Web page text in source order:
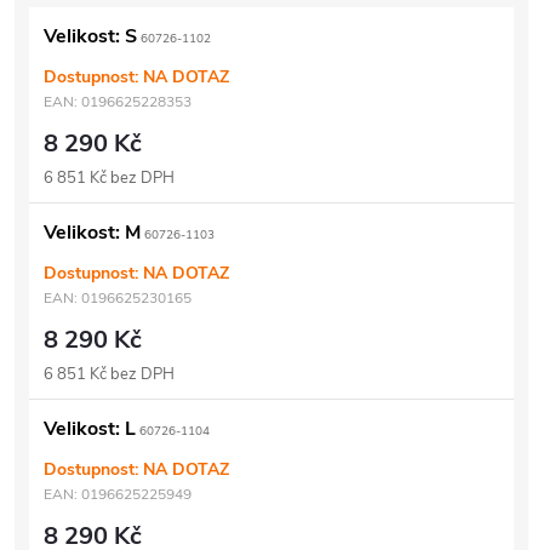
Velikost: S 60726-1102
Dostupnost: NA DOTAZ
EAN: 0196625228353
8 290 Kč
6 851 Kč bez DPH
Velikost: M 60726-1103
Dostupnost: NA DOTAZ
EAN: 0196625230165
8 290 Kč
6 851 Kč bez DPH
Velikost: L 60726-1104
Dostupnost: NA DOTAZ
EAN: 0196625225949
8 290 Kč